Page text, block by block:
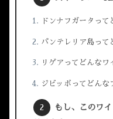
ドンナフガータって
パンテレリア島って
リゲアってどんなワ
ジビッボってどんな
もし、このワ